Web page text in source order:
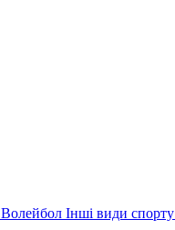
Волейбол Інші види спорту